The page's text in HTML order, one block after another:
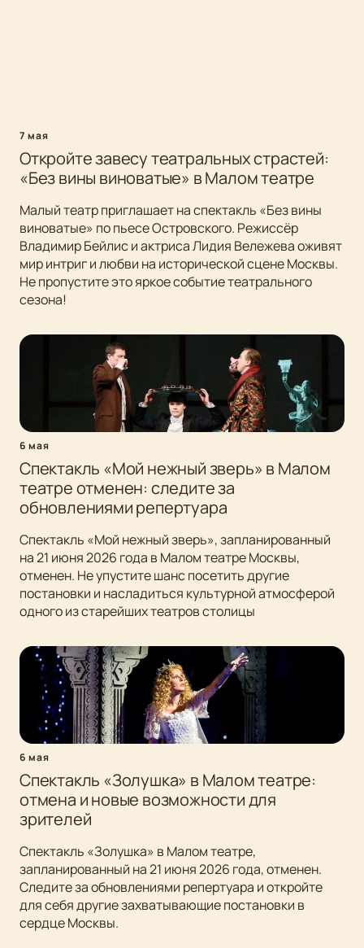
7 мая
Откройте завесу театральных страстей:
«Без вины виноватые» в Малом театре
Малый театр приглашает на спектакль «Без вины
виноватые» по пьесе Островского. Режиссёр
Владимир Бейлис и актриса Лидия Вележева оживят
мир интриг и любви на исторической сцене Москвы.
Не пропустите это яркое событие театрального
сезона!
6 мая
Спектакль «Мой нежный зверь» в Малом
театре отменен: следите за
обновлениями репертуара
Спектакль «Мой нежный зверь», запланированный
на 21 июня 2026 года в Малом театре Москвы,
отменен. Не упустите шанс посетить другие
постановки и насладиться культурной атмосферой
одного из старейших театров столицы
6 мая
Спектакль «Золушка» в Малом театре:
отмена и новые возможности для
зрителей
Спектакль «Золушка» в Малом театре,
запланированный на 21 июня 2026 года, отменен.
Следите за обновлениями репертуара и откройте
для себя другие захватывающие постановки в
сердце Москвы.